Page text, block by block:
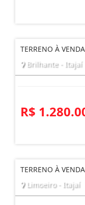
TERRENO À
Brilhante - Itajaí
R$
TERRENO À
Limoeiro - Itajaí